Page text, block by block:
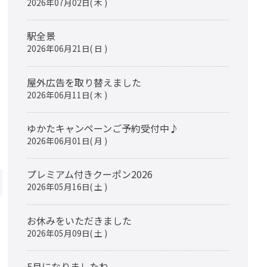
駅全景
2026年06月21日( 日 )
屋外広告を取り替えました
2026年06月11日( 木 )
ゆかたキャンペーンご予約受付中♪
2026年06月01日( 月 )
プレミアム付きクーポン2026
2026年05月16日( 土 )
お休みをいただきました
2026年05月09日( 土 )